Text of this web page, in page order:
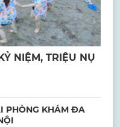
NIỆM, TRIỆU NỤ
PHÒNG KHÁM ĐA